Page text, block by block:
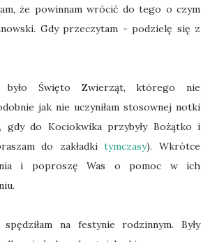
że powinnam wrócić do tego o czym
Gdy przeczytam - podzielę się z
było Święto Zwierząt, którego nie
jak nie uczyniłam stosownej notki
gdy do Kociokwika przybyły Bożątko i
do zakładkitymczasy). Wkrótce
i poproszę Was o pomoc w ich
na festynie rodzinnym. Były